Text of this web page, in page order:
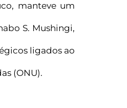
manteve um
S. Mushingi,
ligados ao
(ONU).